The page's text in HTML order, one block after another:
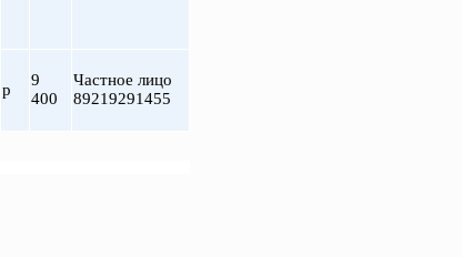
р
9
400
Частное лицо
89219291455